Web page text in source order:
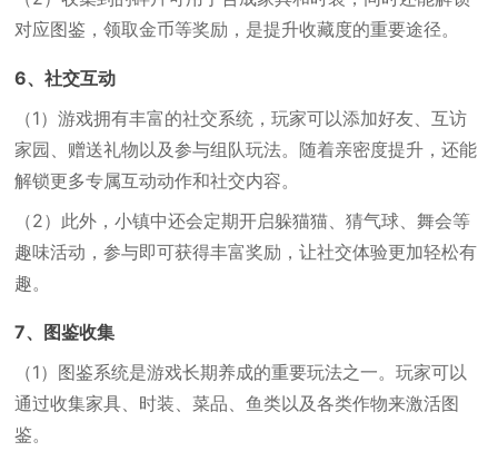
对应图鉴，领取金币等奖励，是提升收藏度的重要途径。
6、社交互动
（1）游戏拥有丰富的社交系统，玩家可以添加好友、互访
家园、赠送礼物以及参与组队玩法。随着亲密度提升，还能
解锁更多专属互动动作和社交内容。
（2） 此外，小镇中还会定期开启躲猫猫、猜气球、舞会等
趣味活动，参与即可获得丰富奖励，让社交体验更加轻松有
趣。
7、图鉴收集
（1） 图鉴系统是游戏长期养成的重要玩法之一。玩家可以
通过收集家具、时装、菜品、鱼类以及各类作物来激活图
鉴。